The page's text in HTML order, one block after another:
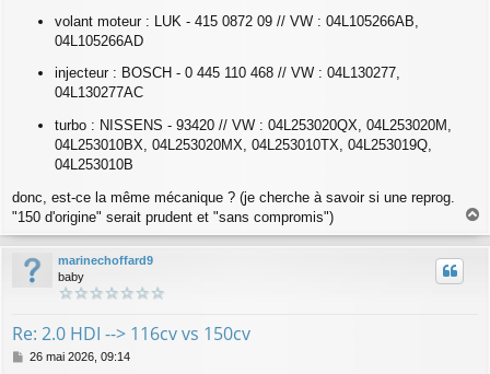
volant moteur : LUK - 415 0872 09 // VW : 04L105266AB,
04L105266AD
injecteur : BOSCH - 0 445 110 468 // VW : 04L130277,
04L130277AC
turbo : NISSENS - 93420 // VW : 04L253020QX, 04L253020M,
04L253010BX, 04L253020MX, 04L253010TX, 04L253019Q,
04L253010B
donc, est-ce la même mécanique ? (je cherche à savoir si une reprog.
"150 d'origine" serait prudent et "sans compromis")
u
marinechoffard9
baby
Re: 2.0 HDI --> 116cv vs 150cv
M
26 mai 2026, 09:14